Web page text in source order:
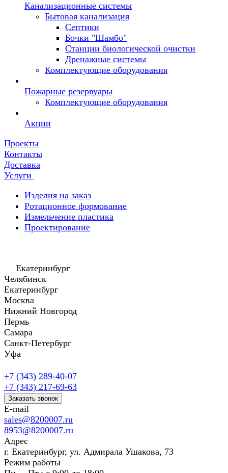
Канализационные системы
Бытовая канализация
Септики
Бочки "Шамбо"
Станции биологической очистки
Дренажные системы
Комплектующие оборудования
Пожарные резервуары
Комплектующие оборудования
Акции
Проекты
Контакты
Доставка
Услуги
Изделия на заказ
Ротационное формование
Измельчение пластика
Проектирование
Екатеринбург
Челябинск
Екатеринбург
Москва
Нижний Новгород
Пермь
Самара
Санкт-Петербург
Уфа
+7 (343) 289-40-07
+7 (343) 217-69-63
Заказать звонок
E-mail
sales@8200007.ru
8953@8200007.ru
Адрес
г. Екатеринбург, ул. Адмирала Ушакова, 73
Режим работы